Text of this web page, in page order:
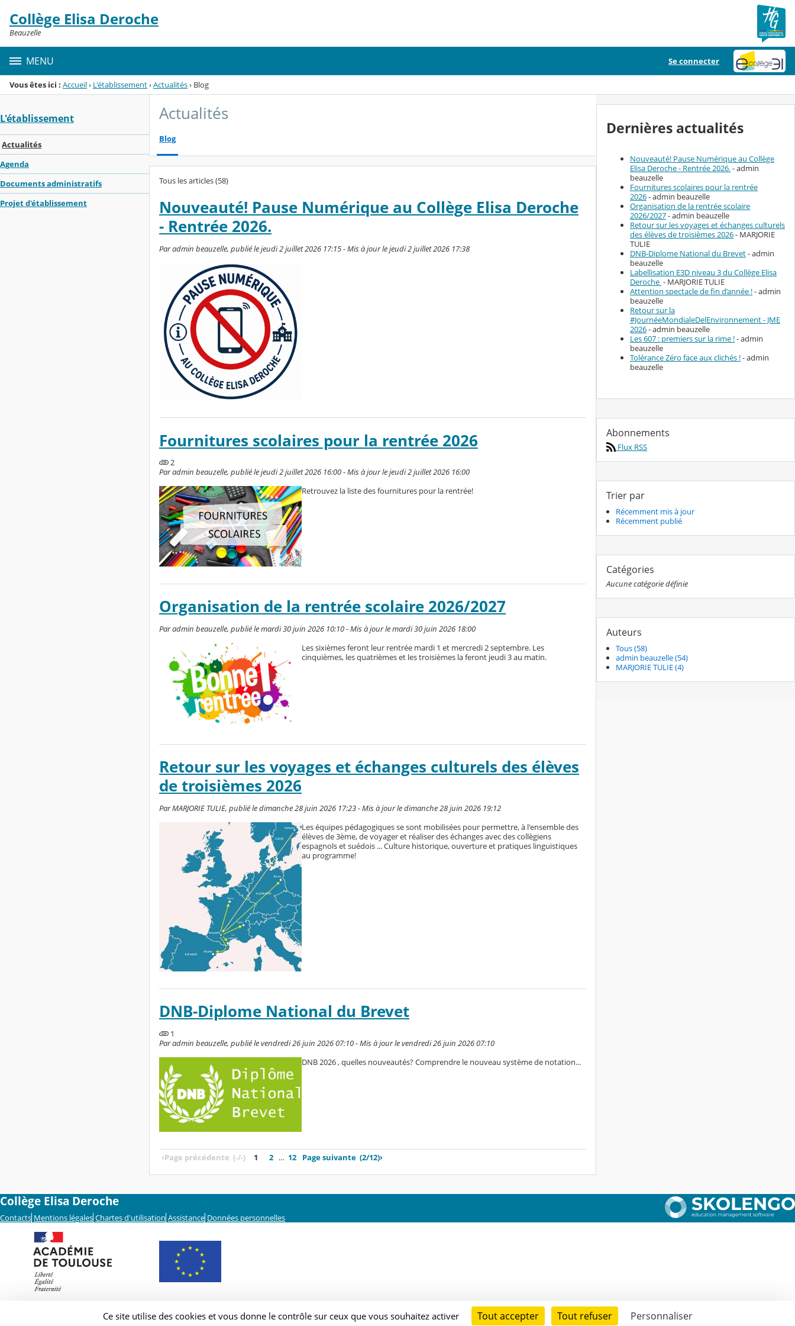
Menu de la rubrique
Contenu
Collège Elisa Deroche
Beauzelle
MENU Se connecter
Vous êtes ici : Accueil› L'établissement›Actualités› Blog
L'établissement
Actualités
Agenda
Documents administratifs
Projet d'établissement
Actualités
Blog
Tous les articles (58)
Nouveauté! Pause Numérique au Collège Elisa Deroche
- Rentrée 2026.
Par admin beauzelle, publié le jeudi 2 juillet 2026 17:15 - Mis à jour le jeudi 2 juillet 2026 17:38
Fournitures scolaires pour la rentrée 2026
2
Par admin beauzelle, publié le jeudi 2 juillet 2026 16:00 - Mis à jour le jeudi 2 juillet 2026 16:00
Retrouvez la liste des fournitures pour la rentrée!
Organisation de la rentrée scolaire 2026/2027
Par admin beauzelle, publié le mardi 30 juin 2026 10:10 - Mis à jour le mardi 30 juin 2026 18:00
Les sixièmes feront leur rentrée mardi 1 et mercredi 2 septembre. Les
cinquièmes, les quatrièmes et les troisièmes la feront jeudi 3 au matin.
Retour sur les voyages et échanges culturels des élèves
de troisièmes 2026
Par MARJORIE TULIE, publié le dimanche 28 juin 2026 17:23 - Mis à jour le dimanche 28 juin 2026 19:12
Les équipes pédagogiques se sont mobilisées pour permettre, à l'ensemble des
élèves de 3ème, de voyager et réaliser des échanges avec des collègiens
espagnols et suédois ... Culture historique, ouverture et pratiques linguistiques
au programme!
DNB-Diplome National du Brevet
1
Par admin beauzelle, publié le vendredi 26 juin 2026 07:10 - Mis à jour le vendredi 26 juin 2026 07:10
DNB 2026 , quelles nouveautés? Comprendre le nouveau système de notation...
‹Page précédente (-/-) 1 2 … 12 Page suivante (2/12)›
Dernières actualités
Nouveauté! Pause Numérique au Collège
Elisa Deroche - Rentrée 2026.- admin
beauzelle
Fournitures scolaires pour la rentrée
2026- admin beauzelle
Organisation de la rentrée scolaire
2026/2027- admin beauzelle
Retour sur les voyages et échanges culturels
des élèves de troisièmes 2026- MARJORIE
TULIE
DNB-Diplome National du Brevet- admin
beauzelle
Labellisation E3D niveau 3 du Collège Elisa
Deroche - MARJORIE TULIE
Attention spectacle de fin d’année !- admin
beauzelle
Retour sur la
#JournéeMondialeDelEnvironnement - JME
2026- admin beauzelle
Les 607 : premiers sur la rime !- admin
beauzelle
Tolérance Zéro face aux clichés !- admin
beauzelle
Abonnements
Flux RSS
Trier par
Récemment mis à jour
Récemment publié
Catégories
Aucune catégorie définie
Auteurs
Tous (58)
admin beauzelle (54)
MARJORIE TULIE (4)
Collège Elisa Deroche
Contacts Mentions légales Chartes d'utilisation Assistance Données personnelles
Ce site utilise des cookies et vous donne le contrôle sur ceux que vous souhaitez activer Tout accepter Tout refuser Personnaliser